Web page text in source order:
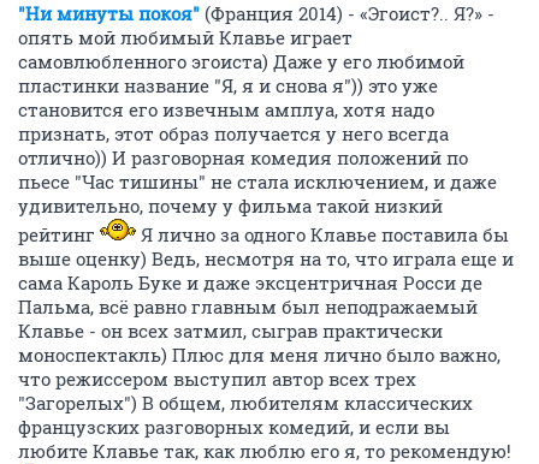
"Ни минуты покоя" (Франция 2014) - «Эгоист?.. Я?» -
опять мой любимый Клавье играет
самовлюбленного эгоиста) Даже у его любимой
пластинки название "Я, я и снова я")) это уже
становится его извечным амплуа, хотя надо
признать, этот образ получается у него всегда
отлично)) И разговорная комедия положений по
пьесе "Час тишины" не стала исключением, и даже
удивительно, почему у фильма такой низкий
рейтинг
Я лично за одного Клавье поставила бы
выше оценку) Ведь, несмотря на то, что играла еще и
сама Кароль Буке и даже эксцентричная Росси де
Пальма, всё равно главным был неподражаемый
Клавье - он всех затмил, сыграв практически
моноспектакль) Плюс для меня лично было важно,
что режиссером выступил автор всех трех
"Загорелых") В общем, любителям классических
французских разговорных комедий, и если вы
любите Клавье так, как люблю его я, то рекомендую!